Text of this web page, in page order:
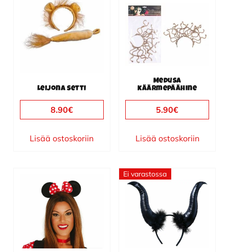
Leijona setti
8.90€
Lisää ostoskoriin
Medusa
käärmepäähine
5.90€
Lisää ostoskoriin
Ei varastossa